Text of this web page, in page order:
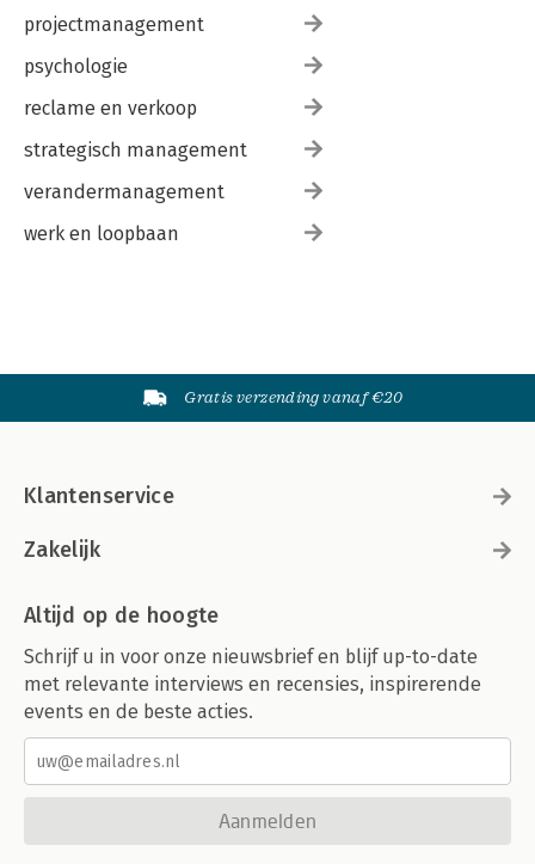
projectmanagement
psychologie
reclame en verkoop
strategisch management
verandermanagement
werk en loopbaan
Gratis verzending vanaf €20
Klantenservice
Zakelijk
Altijd op de hoogte
Schrijf u in voor onze nieuwsbrief en blijf up-to-date
met relevante interviews en recensies, inspirerende
events en de beste acties.
Aanmelden